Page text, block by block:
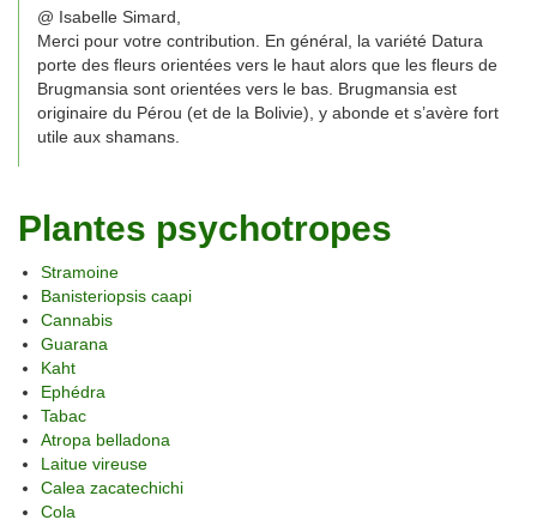
@ Isabelle Simard,
Merci pour votre contribution. En général, la variété Datura
porte des fleurs orientées vers le haut alors que les fleurs de
Brugmansia sont orientées vers le bas. Brugmansia est
originaire du Pérou (et de la Bolivie), y abonde et s’avère fort
utile aux shamans.
Plantes psychotropes
Stramoine
Banisteriopsis caapi
Cannabis
Guarana
Kaht
Ephédra
Tabac
Atropa belladona
Laitue vireuse
Calea zacatechichi
Cola